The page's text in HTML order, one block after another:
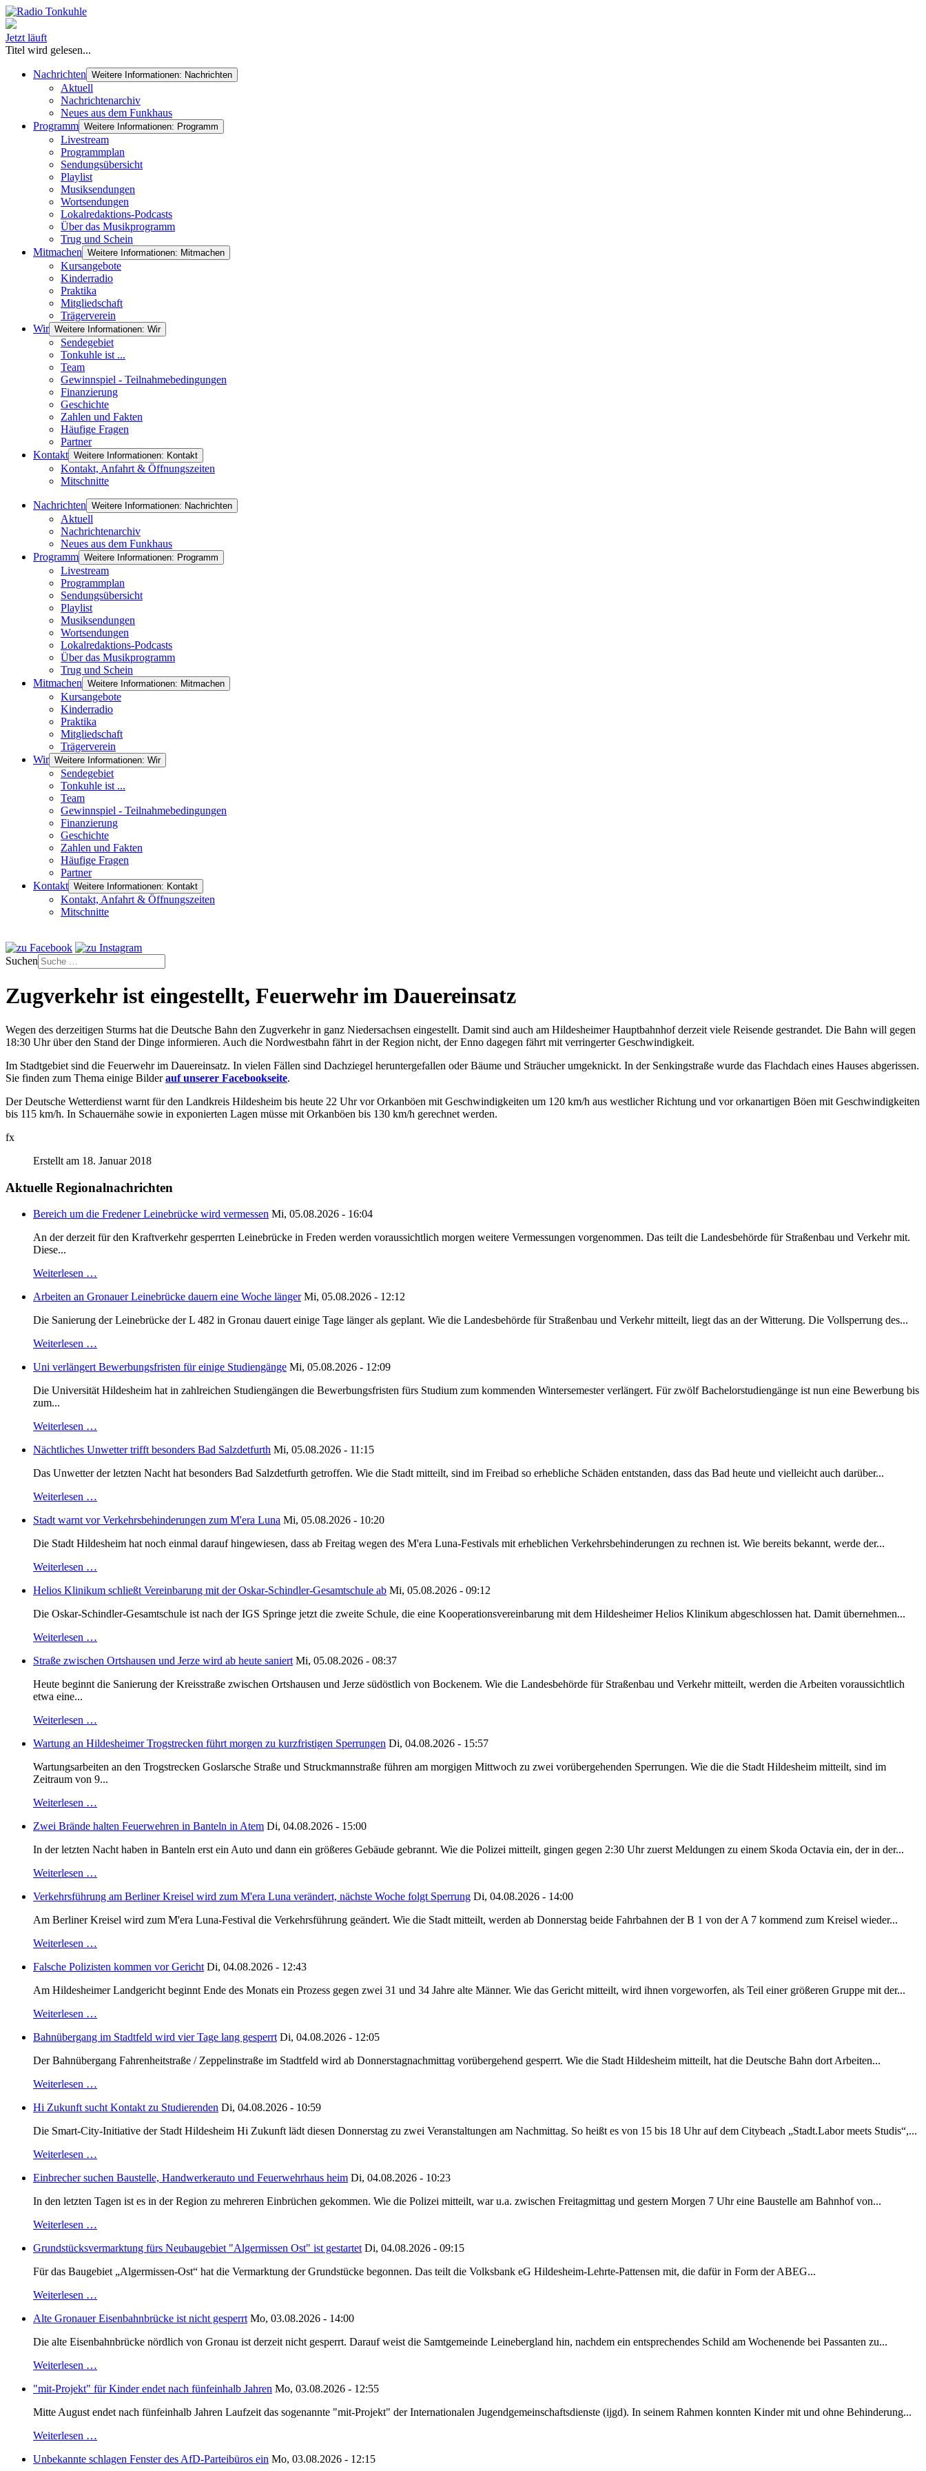
Jetzt läuft
Titel wird gelesen...
Nachrichten Weitere Informationen: Nachrichten
Aktuell
Nachrichtenarchiv
Neues aus dem Funkhaus
Programm Weitere Informationen: Programm
Livestream
Programmplan
Sendungsübersicht
Playlist
Musiksendungen
Wortsendungen
Lokalredaktions-Podcasts
Über das Musikprogramm
Trug und Schein
Mitmachen Weitere Informationen: Mitmachen
Kursangebote
Kinderradio
Praktika
Mitgliedschaft
Trägerverein
Wir Weitere Informationen: Wir
Sendegebiet
Tonkuhle ist ...
Team
Gewinnspiel - Teilnahmebedingungen
Finanzierung
Geschichte
Zahlen und Fakten
Häufige Fragen
Partner
Kontakt Weitere Informationen: Kontakt
Kontakt, Anfahrt & Öffnungszeiten
Mitschnitte
Nachrichten Weitere Informationen: Nachrichten
Aktuell
Nachrichtenarchiv
Neues aus dem Funkhaus
Programm Weitere Informationen: Programm
Livestream
Programmplan
Sendungsübersicht
Playlist
Musiksendungen
Wortsendungen
Lokalredaktions-Podcasts
Über das Musikprogramm
Trug und Schein
Mitmachen Weitere Informationen: Mitmachen
Kursangebote
Kinderradio
Praktika
Mitgliedschaft
Trägerverein
Wir Weitere Informationen: Wir
Sendegebiet
Tonkuhle ist ...
Team
Gewinnspiel - Teilnahmebedingungen
Finanzierung
Geschichte
Zahlen und Fakten
Häufige Fragen
Partner
Kontakt Weitere Informationen: Kontakt
Kontakt, Anfahrt & Öffnungszeiten
Mitschnitte
Suchen
Zugverkehr ist eingestellt, Feuerwehr im Dauereinsatz
Wegen des derzeitigen Sturms hat die Deutsche Bahn den Zugverkehr in ganz Niedersachsen eingestellt. Damit sind auch am Hildesheimer Hauptbahnhof derzeit viele Reisende gestrandet. Die Bahn will gegen
18:30 Uhr über den Stand der Dinge informieren. Auch die Nordwestbahn fährt in der Region nicht, der Enno dagegen fährt mit verringerter Geschwindigkeit.
Im Stadtgebiet sind die Feuerwehr im Dauereinsatz. In vielen Fällen sind Dachziegel heruntergefallen oder Bäume und Sträucher umgeknickt. In der Senkingstraße wurde das Flachdach eines Hauses abgerissen.
Sie finden zum Thema einige Bilderauf unserer Facebookseite.
Der Deutsche Wetterdienst warnt für den Landkreis Hildesheim bis heute 22 Uhr vor Orkanböen mit Geschwindigkeiten um 120 km/h aus westlicher Richtung und vor orkanartigen Böen mit Geschwindigkeiten
bis 115 km/h. In Schauernähe sowie in exponierten Lagen müsse mit Orkanböen bis 130 km/h gerechnet werden.
fx
Erstellt am 18. Januar 2018
Aktuelle Regionalnachrichten
Bereich um die Fredener Leinebrücke wird vermessen Mi, 05.08.2026 - 16:04
An der derzeit für den Kraftverkehr gesperrten Leinebrücke in Freden werden voraussichtlich morgen weitere Vermessungen vorgenommen. Das teilt die Landesbehörde für Straßenbau und Verkehr mit.
Diese...
Weiterlesen …
Arbeiten an Gronauer Leinebrücke dauern eine Woche länger Mi, 05.08.2026 - 12:12
Die Sanierung der Leinebrücke der L 482 in Gronau dauert einige Tage länger als geplant. Wie die Landesbehörde für Straßenbau und Verkehr mitteilt, liegt das an der Witterung. Die Vollsperrung des...
Weiterlesen …
Uni verlängert Bewerbungsfristen für einige Studiengänge Mi, 05.08.2026 - 12:09
Die Universität Hildesheim hat in zahlreichen Studiengängen die Bewerbungsfristen fürs Studium zum kommenden Wintersemester verlängert. Für zwölf Bachelorstudiengänge ist nun eine Bewerbung bis
zum...
Weiterlesen …
Nächtliches Unwetter trifft besonders Bad Salzdetfurth Mi, 05.08.2026 - 11:15
Das Unwetter der letzten Nacht hat besonders Bad Salzdetfurth getroffen. Wie die Stadt mitteilt, sind im Freibad so erhebliche Schäden entstanden, dass das Bad heute und vielleicht auch darüber...
Weiterlesen …
Stadt warnt vor Verkehrsbehinderungen zum M'era Luna Mi, 05.08.2026 - 10:20
Die Stadt Hildesheim hat noch einmal darauf hingewiesen, dass ab Freitag wegen des M'era Luna-Festivals mit erheblichen Verkehrsbehinderungen zu rechnen ist. Wie bereits bekannt, werde der...
Weiterlesen …
Helios Klinikum schließt Vereinbarung mit der Oskar-Schindler-Gesamtschule ab Mi, 05.08.2026 - 09:12
Die Oskar-Schindler-Gesamtschule ist nach der IGS Springe jetzt die zweite Schule, die eine Kooperationsvereinbarung mit dem Hildesheimer Helios Klinikum abgeschlossen hat. Damit übernehmen...
Weiterlesen …
Straße zwischen Ortshausen und Jerze wird ab heute saniert Mi, 05.08.2026 - 08:37
Heute beginnt die Sanierung der Kreisstraße zwischen Ortshausen und Jerze südöstlich von Bockenem. Wie die Landesbehörde für Straßenbau und Verkehr mitteilt, werden die Arbeiten voraussichtlich
etwa eine...
Weiterlesen …
Wartung an Hildesheimer Trogstrecken führt morgen zu kurzfristigen Sperrungen Di, 04.08.2026 - 15:57
Wartungsarbeiten an den Trogstrecken Goslarsche Straße und Struckmannstraße führen am morgigen Mittwoch zu zwei vorübergehenden Sperrungen. Wie die die Stadt Hildesheim mitteilt, sind im
Zeitraum von 9...
Weiterlesen …
Zwei Brände halten Feuerwehren in Banteln in Atem Di, 04.08.2026 - 15:00
In der letzten Nacht haben in Banteln erst ein Auto und dann ein größeres Gebäude gebrannt. Wie die Polizei mitteilt, gingen gegen 2:30 Uhr zuerst Meldungen zu einem Skoda Octavia ein, der in der...
Weiterlesen …
Verkehrsführung am Berliner Kreisel wird zum M'era Luna verändert, nächste Woche folgt Sperrung Di, 04.08.2026 - 14:00
Am Berliner Kreisel wird zum M'era Luna-Festival die Verkehrsführung geändert. Wie die Stadt mitteilt, werden ab Donnerstag beide Fahrbahnen der B 1 von der A 7 kommend zum Kreisel wieder...
Weiterlesen …
Falsche Polizisten kommen vor Gericht Di, 04.08.2026 - 12:43
Am Hildesheimer Landgericht beginnt Ende des Monats ein Prozess gegen zwei 31 und 34 Jahre alte Männer. Wie das Gericht mitteilt, wird ihnen vorgeworfen, als Teil einer größeren Gruppe mit der...
Weiterlesen …
Bahnübergang im Stadtfeld wird vier Tage lang gesperrt Di, 04.08.2026 - 12:05
Der Bahnübergang Fahrenheitstraße / Zeppelinstraße im Stadtfeld wird ab Donnerstagnachmittag vorübergehend gesperrt. Wie die Stadt Hildesheim mitteilt, hat die Deutsche Bahn dort Arbeiten...
Weiterlesen …
Hi Zukunft sucht Kontakt zu Studierenden Di, 04.08.2026 - 10:59
Die Smart-City-Initiative der Stadt Hildesheim Hi Zukunft lädt diesen Donnerstag zu zwei Veranstaltungen am Nachmittag. So heißt es von 15 bis 18 Uhr auf dem Citybeach „Stadt.Labor meets Studis“,...
Weiterlesen …
Einbrecher suchen Baustelle, Handwerkerauto und Feuerwehrhaus heim Di, 04.08.2026 - 10:23
In den letzten Tagen ist es in der Region zu mehreren Einbrüchen gekommen. Wie die Polizei mitteilt, war u.a. zwischen Freitagmittag und gestern Morgen 7 Uhr eine Baustelle am Bahnhof von...
Weiterlesen …
Grundstücksvermarktung fürs Neubaugebiet "Algermissen Ost" ist gestartet Di, 04.08.2026 - 09:15
Für das Baugebiet „Algermissen-Ost“ hat die Vermarktung der Grundstücke begonnen. Das teilt die Volksbank eG Hildesheim-Lehrte-Pattensen mit, die dafür in Form der ABEG...
Weiterlesen …
Alte Gronauer Eisenbahnbrücke ist nicht gesperrt Mo, 03.08.2026 - 14:00
Die alte Eisenbahnbrücke nördlich von Gronau ist derzeit nicht gesperrt. Darauf weist die Samtgemeinde Leinebergland hin, nachdem ein entsprechendes Schild am Wochenende bei Passanten zu...
Weiterlesen …
"mit-Projekt" für Kinder endet nach fünfeinhalb Jahren Mo, 03.08.2026 - 12:55
Mitte August endet nach fünfeinhalb Jahren Laufzeit das sogenannte "mit-Projekt" der Internationalen Jugendgemeinschaftsdienste (ijgd). In seinem Rahmen konnten Kinder mit und ohne Behinderung...
Weiterlesen …
Unbekannte schlagen Fenster des AfD-Parteibüros ein Mo, 03.08.2026 - 12:15